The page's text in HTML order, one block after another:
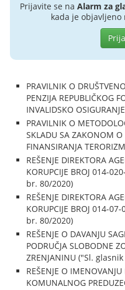
Prijavite se na Alarm za
kada je objavljeno
PRAVILNIK O
PENZIJA REPUBLIČKOG
INVALIDSKO
PRAVILNIK O
SKLADU SA ZAKONOM O
FINANSIRANJA
REŠENJE DIREKTORA
KORUPCIJE BROJ 014-
br. 80/2020)
REŠENJE DIREKTORA
KORUPCIJE BROJ 014-
br. 80/2020)
REŠENJE O DAVANJU
PODRUČJA SLOBODNE
ZRENJANINU ("Sl.
REŠENJE O
KOMUNALNOG